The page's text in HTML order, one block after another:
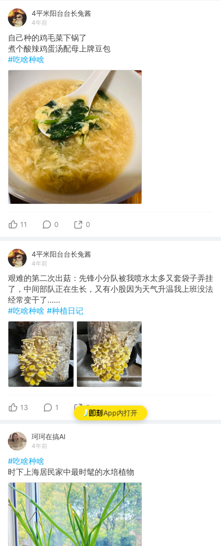
App内打开
4平米阳台台长兔酱
4年前
自己种的鸡毛菜下锅了
煮个酸辣鸡蛋汤配母上牌豆包
#吃啥种啥
11 0 0
4平米阳台台长兔酱
4年前
艰难的第二次出菇：先锋小分队被我喷水太多又套袋子弄挂
了，中间部队正在生长，又有小股因为天气升温我上班没法
经常变干了……
#吃啥种啥 #种植日记
13 1 0
珂珂在搞AI
4年前
#吃啥种啥
时下上海居民家中最时髦的水培植物